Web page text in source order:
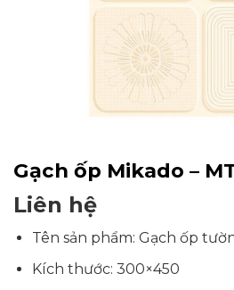
Gạch ốp Mikado –
Liên hệ
Tên sản phẩm: Gạch ốp
Kích thước: 300×450